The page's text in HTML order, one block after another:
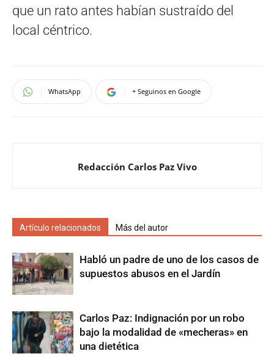
que un rato antes habían sustraído del
local céntrico.
WhatsApp + Seguinos en Google
Redacción Carlos Paz Vivo
Artículo relacionados Más del autor
Habló un padre de uno de los casos de
supuestos abusos en el Jardín
Carlos Paz: Indignación por un robo
bajo la modalidad de «mecheras» en
una dietética